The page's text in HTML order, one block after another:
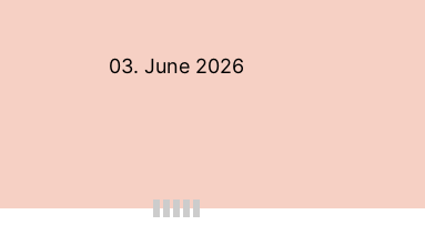
03. June 2026